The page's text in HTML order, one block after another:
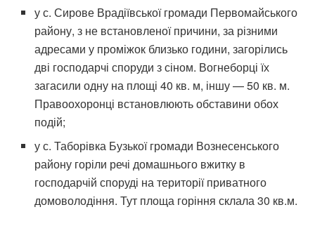
у с. Сирове Врадіївської громади Первомайського
району, з не встановленої причини, за різними
адресами у проміжок близько години, загорілись
дві господарчі споруди з сіном. Вогнеборці їх
загасили одну на площі 40 кв. м, іншу — 50 кв. м.
Правоохоронці встановлюють обставини обох
подій;
у с. Таборівка Бузької громади Вознесенського
району горіли речі домашнього вжитку в
господарчій споруді на території приватного
домоволодіння. Тут площа горіння склала 30 кв.м.